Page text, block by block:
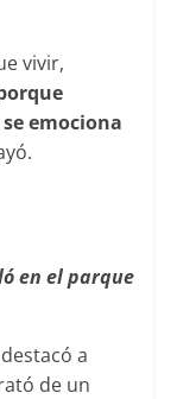
vivir,
emociona
en el parque
a
de un